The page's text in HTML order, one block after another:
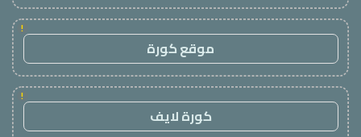
!
موقع كورة
!
كورة لايف